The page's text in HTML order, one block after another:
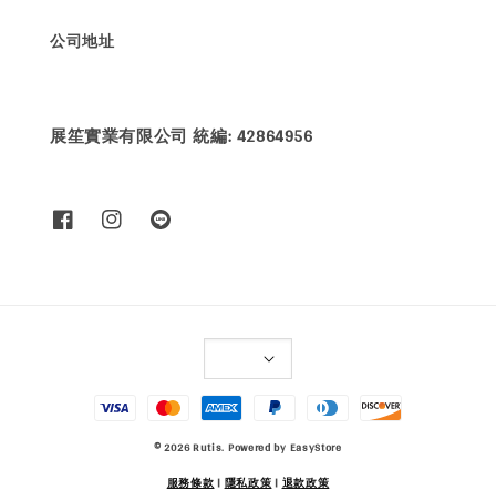
公司地址
展笙實業有限公司 統編: 42864956
© 2026 Rutis. Powered by EasyStore
服務條款| 隱私政策| 退款政策